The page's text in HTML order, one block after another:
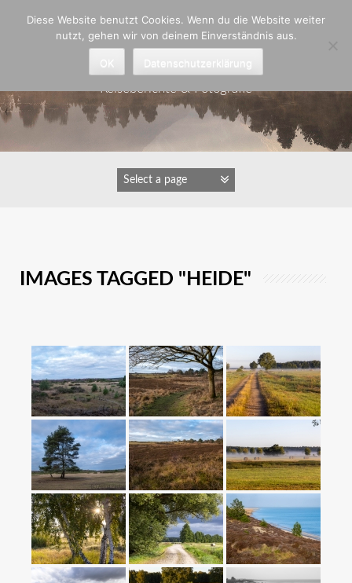
Astrid Padberg
Reiseberichte & Fotografie
IMAGES TAGGED "HEIDE"
Diese Website benutzt Cookies. Wenn du die Website weiter
nutzt, gehen wir von deinem Einverständnis aus.